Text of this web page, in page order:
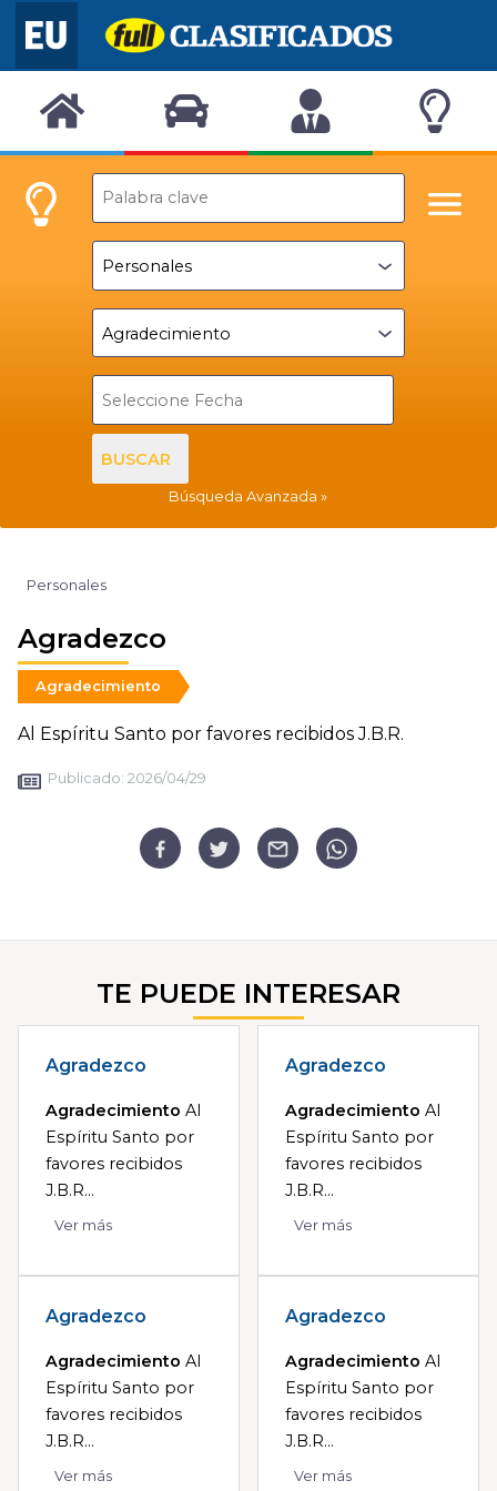
BUSCAR
Búsqueda Avanzada
Personales
Agradezco
Agradecimiento
Al Espíritu Santo por favores recibidos J.B.R.
Publicado: 2026/04/29
TE PUEDE INTERESAR
Agradezco
Agradecimiento Al
Espíritu Santo por
favores recibidos
J.B.R...
Ver más
Agradezco
Agradecimiento Al
Espíritu Santo por
favores recibidos
J.B.R...
Ver más
Agradezco
Agradecimiento Al
Espíritu Santo por
favores recibidos
J.B.R...
Ver más
Agradezco
Agradecimiento Al
Espíritu Santo por
favores recibidos
J.B.R...
Ver más